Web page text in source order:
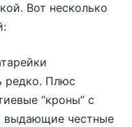
Вот несколько
редко. Плюс
“кроны” с
выдающие честные